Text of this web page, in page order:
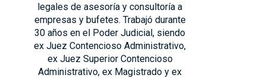
legales de asesoría y consultoría a
empresas y bufetes. Trabajó durante
30 años en el Poder Judicial, siendo
ex Juez Contencioso Administrativo,
ex Juez Superior Contencioso
Administrativo, ex Magistrado y ex